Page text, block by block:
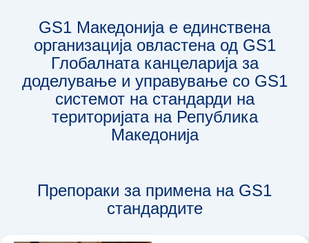
GS1 Македонија е единствена
организација овлaстена од GS1
Глобалната канцеларија за
доделување и управување со GS1
системот на стандарди на
територијата на Република
Македонија
Препораки за примена на GS1
стандардите